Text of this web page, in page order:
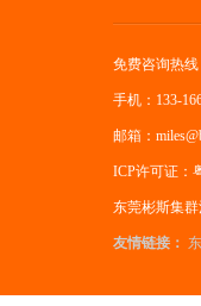
免费咨询热线
手机：133-
邮箱：
ICP许可证：
东莞彬斯集群
友情链接：